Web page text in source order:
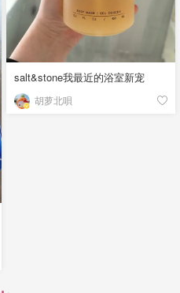
salt&stone我最近的浴室新宠
胡萝北唄